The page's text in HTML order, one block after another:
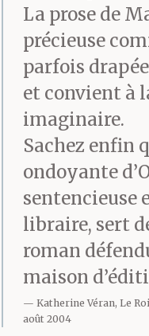
La prose de
précieuse
parfois
et convient à
imaginaire.
Sachez enfin
ondoyante
sentencieuse
libraire, sert
roman
maison
Katherine Véran, Le
août 2004